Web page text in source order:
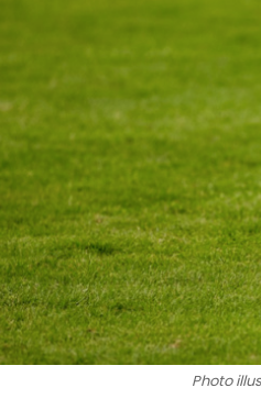
Photo